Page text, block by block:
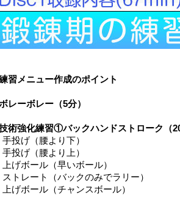
習メニュー作成のポイント
レーボレー（5分）
術強化練習①バックハンドストローク（20
手投げ（腰より下）
手投げ（腰より上）
上げボール（早いボール）
ストレート（バックのみでラリー）
上げボール（チャンスボール）